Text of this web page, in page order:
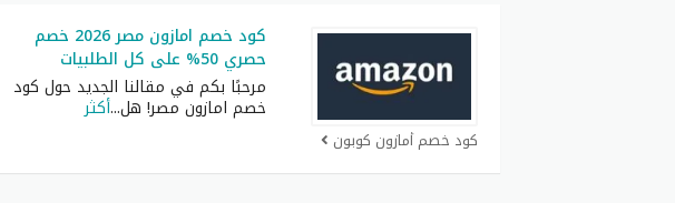
كود خصم أمازون كوبون
كود خصم امازون مصر 2026 خصم
حصري 50% على كل الطلبيات
مرحبًا بكم في مقالنا الجديد حول كود
خصم امازون مصر! هل...أكثر